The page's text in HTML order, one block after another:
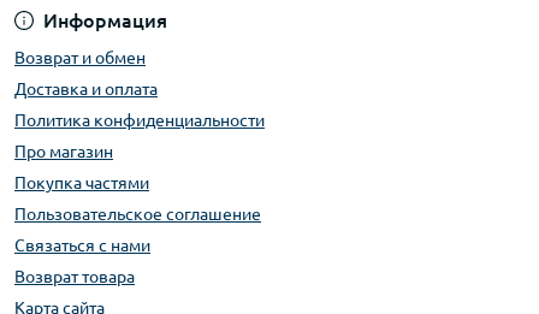
Информация
Возврат и обмен
Доставка и оплата
Политика конфиденциальности
Про магазин
Покупка частями
Пользовательское соглашение
Связаться с нами
Возврат товара
Карта сайта